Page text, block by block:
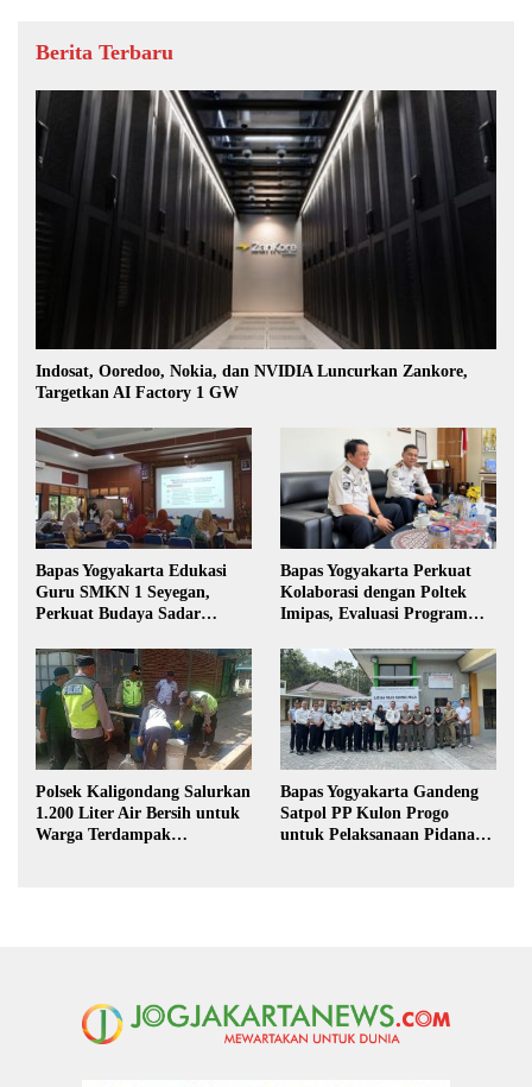
Berita Terbaru
Indosat, Ooredoo, Nokia, dan NVIDIA Luncurkan Zankore,
Targetkan AI Factory 1 GW
Bapas Yogyakarta Edukasi
Guru SMKN 1 Seyegan,
Perkuat Budaya Sadar
Bapas Yogyakarta Perkuat
Kolaborasi dengan Poltek
Imipas, Evaluasi Program
Polsek Kaligondang Salurkan
1.200 Liter Air Bersih untuk
Warga Terdampak
Bapas Yogyakarta Gandeng
Satpol PP Kulon Progo
untuk Pelaksanaan Pidana